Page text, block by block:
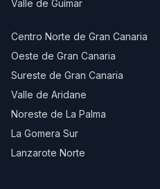
Valle de Güímar
Centro Norte de Gran Canaria
Oeste de Gran Canaria
Sureste de Gran Canaria
Valle de Aridane
Noreste de La Palma
La Gomera Sur
Lanzarote Norte